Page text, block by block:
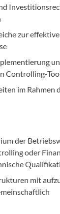
zur
Controlling-
im Rahmen
der
oder
mit